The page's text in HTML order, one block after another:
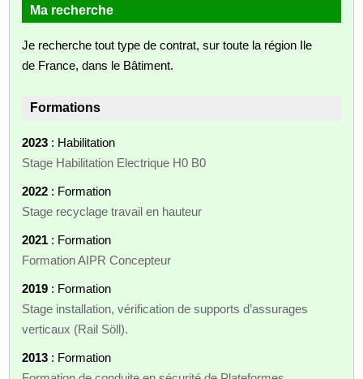
Ma recherche
Je recherche tout type de contrat, sur toute la région Ile
de France, dans le Bâtiment.
Formations
2023 : Habilitation
Stage Habilitation Electrique H0 B0
2022 : Formation
Stage recyclage travail en hauteur
2021 : Formation
Formation AIPR Concepteur
2019 : Formation
Stage installation, vérification de supports d’assurages
verticaux (Rail Söll).
2013 : Formation